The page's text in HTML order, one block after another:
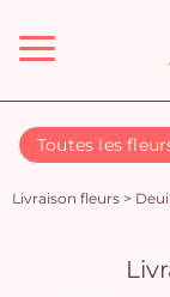
Menu
Toutes les
Livraison fleurs > Deuil